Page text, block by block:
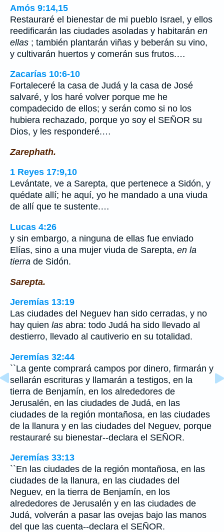
Amós 9:14,15
Restauraré el bienestar de mi pueblo Israel, y ellos
reedificarán las ciudades asoladas y habitarán en
ellas ; también plantarán viñas y beberán su vino,
y cultivarán huertos y comerán sus frutos.…
Zacarías 10:6-10
Fortaleceré la casa de Judá y la casa de José
salvaré, y los haré volver porque me he
compadecido de ellos; y serán como si no los
hubiera rechazado, porque yo soy el SEÑOR su
Dios, y les responderé.…
Zarephath.
1 Reyes 17:9,10
Levántate, ve a Sarepta, que pertenece a Sidón, y
quédate allí; he aquí, yo he mandado a una viuda
de allí que te sustente.…
Lucas 4:26
y sin embargo, a ninguna de ellas fue enviado
Elías, sino a una mujer viuda de Sarepta, en la
tierra de Sidón.
Sarepta.
Jeremías 13:19
Las ciudades del Neguev han sido cerradas, y no
hay quien las abra: todo Judá ha sido llevado al
destierro, llevado al cautiverio en su totalidad.
Jeremías 32:44
``La gente comprará campos por dinero, firmarán y
sellarán escrituras y llamarán a testigos, en la
tierra de Benjamín, en los alrededores de
Jerusalén, en las ciudades de Judá, en las
ciudades de la región montañosa, en las ciudades
de la llanura y en las ciudades del Neguev, porque
restauraré su bienestar--declara el SEÑOR.
Jeremías 33:13
``En las ciudades de la región montañosa, en las
ciudades de la llanura, en las ciudades del
Neguev, en la tierra de Benjamín, en los
alrededores de Jerusalén y en las ciudades de
Judá, volverán a pasar las ovejas bajo las manos
del que las cuenta--declara el SEÑOR.